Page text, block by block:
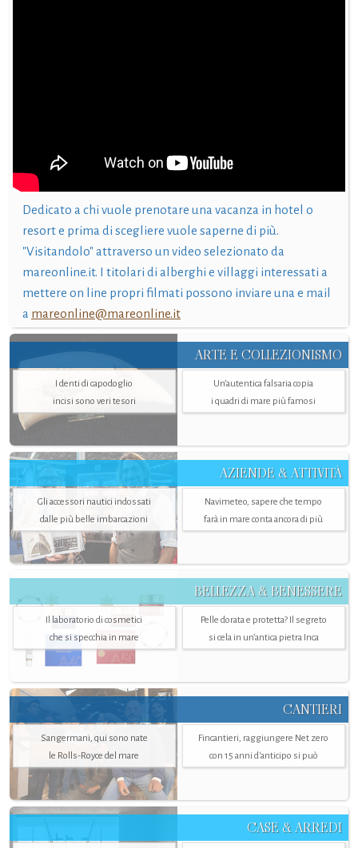
Dedicato a chi vuole prenotare una vacanza in hotel o
resort e prima di scegliere vuole saperne di più.
"Visitandolo" attraverso un video selezionato da
mareonline.it. I titolari di alberghi e villaggi interessati a
mettere on line propri filmati possono inviare una e mail
a mareonline@mareonline.it
ARTE E COLLEZIONISMO
I denti di capodoglio
incisi sono veri tesori
Un’autentica falsaria copia
i quadri di mare più famosi
AZIENDE & ATTIVITÀ
Gli accessori nautici indossati
dalle più belle imbarcazioni
Navimeteo, sapere che tempo
farà in mare conta ancora di più
BELLEZZA & BENESSERE
Il laboratorio di cosmetici
che si specchia in mare
Pelle dorata e protetta? Il segreto
si cela in un’antica pietra Inca
CANTIERI
Sangermani, qui sono nate
le Rolls-Royce del mare
Fincantieri, raggiungere Net zero
con 15 anni d'anticipo si può
CASE & ARREDI